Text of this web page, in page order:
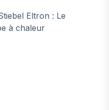
Eltron : Le
à chaleur